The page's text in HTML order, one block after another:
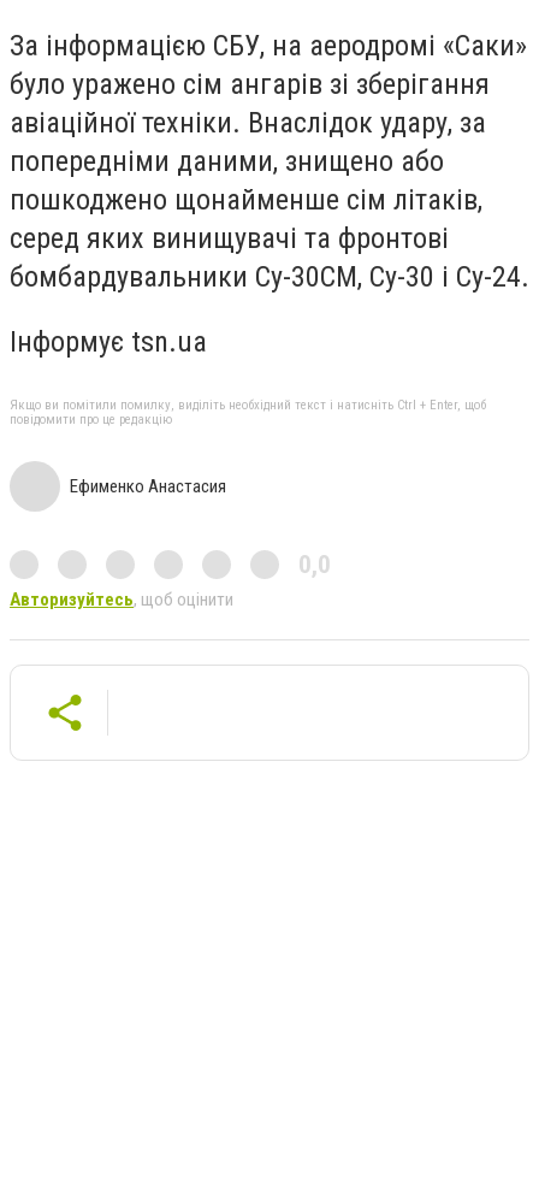
За інформацією СБУ, на аеродромі «Саки»
було уражено сім ангарів зі зберігання
авіаційної техніки. Внаслідок удару, за
попередніми даними, знищено або
пошкоджено щонайменше сім літаків,
серед яких винищувачі та фронтові
бомбардувальники Су-30СМ, Су-30 і Су-24.
Інформує tsn.ua
Якщо ви помітили помилку, виділіть необхідний текст і натисніть Ctrl + Enter, щоб
повідомити про це редакцію
Ефименко Анастасия
0,0
Авторизуйтесь, щоб оцінити